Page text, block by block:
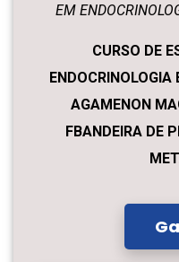
EM
CURSO DE
AGAMENON
FBANDEIRA DE